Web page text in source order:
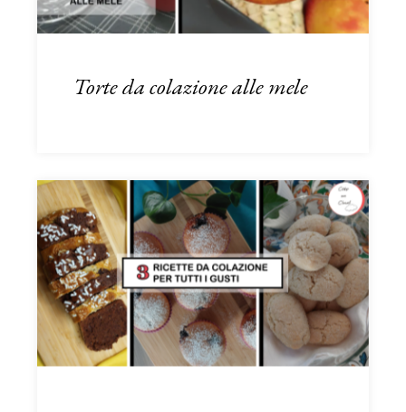
Torte da colazione alle mele